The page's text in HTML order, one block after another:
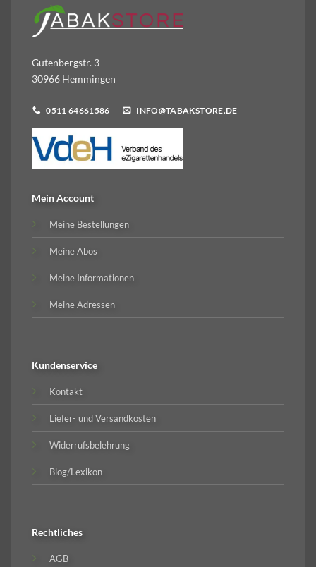
Gutenbergstr. 3
30966 Hemmingen
0511 64661586 INFO@TABAKSTORE.DE
Mein Account
Meine Bestellungen
Meine Abos
Meine Informationen
Meine Adressen
Kundenservice
Kontakt
Liefer- und Versandkosten
Widerrufsbelehrung
Blog/Lexikon
Rechtliches
AGB